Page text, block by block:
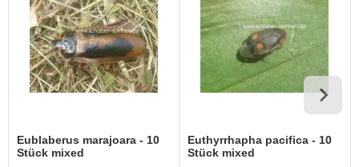
Eublaberus marajoara - 10
Stück mixed
Euthyrrhapha pacifica - 10
Stück mixed